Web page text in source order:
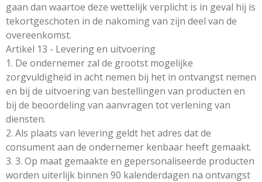
gaan dan waartoe deze wettelijk verplicht is in geval hij is
tekortgeschoten in de nakoming van zijn deel van de
overeenkomst.
Artikel 13 - Levering en uitvoering
1. De ondernemer zal de grootst mogelijke
zorgvuldigheid in acht nemen bij het in ontvangst nemen
en bij de uitvoering van bestellingen van producten en
bij de beoordeling van aanvragen tot verlening van
diensten.
2. Als plaats van levering geldt het adres dat de
consument aan de ondernemer kenbaar heeft gemaakt.
3. 3. Op maat gemaakte en gepersonaliseerde producten
worden uiterlijk binnen 90 kalenderdagen na ontvangst